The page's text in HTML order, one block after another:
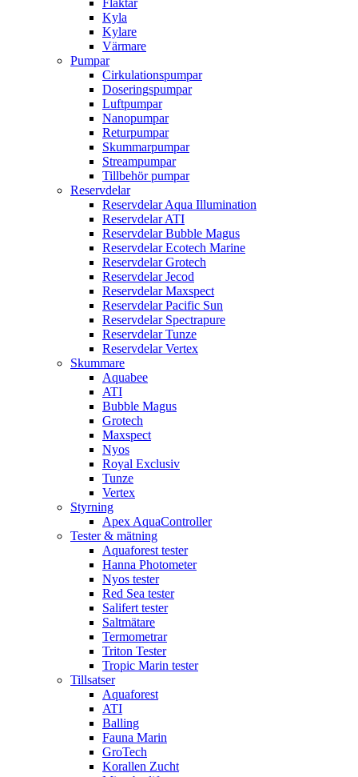
Fläktar
Kyla
Kylare
Värmare
Pumpar
Cirkulationspumpar
Doseringspumpar
Luftpumpar
Nanopumpar
Returpumpar
Skummarpumpar
Streampumpar
Tillbehör pumpar
Reservdelar
Reservdelar Aqua Illumination
Reservdelar ATI
Reservdelar Bubble Magus
Reservdelar Ecotech Marine
Reservdelar Grotech
Reservdelar Jecod
Reservdelar Maxspect
Reservdelar Pacific Sun
Reservdelar Spectrapure
Reservdelar Tunze
Reservdelar Vertex
Skummare
Aquabee
ATI
Bubble Magus
Grotech
Maxspect
Nyos
Royal Exclusiv
Tunze
Vertex
Styrning
Apex AquaController
Tester & mätning
Aquaforest tester
Hanna Photometer
Nyos tester
Red Sea tester
Salifert tester
Saltmätare
Termometrar
Triton Tester
Tropic Marin tester
Tillsatser
Aquaforest
ATI
Balling
Fauna Marin
GroTech
Korallen Zucht